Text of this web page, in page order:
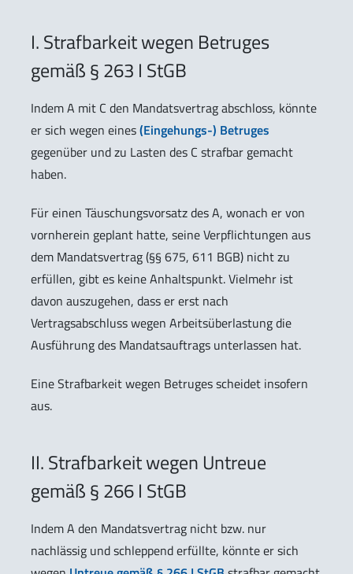
I. Strafbarkeit wegen Betruges
gemäß § 263 I StGB
Indem A mit C den Mandatsvertrag abschloss, könnte
er sich wegen eines(Eingehungs-) Betruges
gegenüber und zu Lasten des C strafbar gemacht
haben.
Für einen Täuschungsvorsatz des A, wonach er von
vornherein geplant hatte, seine Verpflichtungen aus
dem Mandatsvertrag (§§ 675, 611 BGB) nicht zu
erfüllen, gibt es keine Anhaltspunkt. Vielmehr ist
davon auszugehen, dass er erst nach
Vertragsabschluss wegen Arbeitsüberlastung die
Ausführung des Mandatsauftrags unterlassen hat.
Eine Strafbarkeit wegen Betruges scheidet insofern
aus.
II. Strafbarkeit wegen Untreue
gemäß § 266 I StGB
Indem A den Mandatsvertrag nicht bzw. nur
nachlässig und schleppend erfüllte, könnte er sich